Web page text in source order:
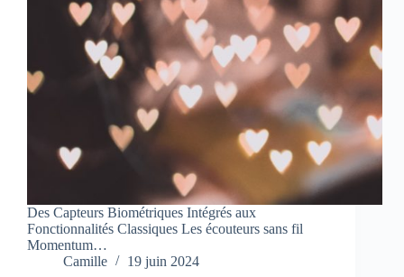
Des Capteurs Biométriques Intégrés aux
Fonctionnalités Classiques Les écouteurs sans fil
Momentum…
Camille
19 juin 2024